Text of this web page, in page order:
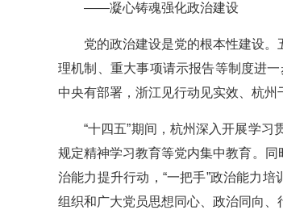
——凝心铸魂强化政治建设
党的政治建设是党的根本性建设
理机制、重大事项请示报告等制度进
中央有部署，浙江见行动见实效、杭州
“十四五”期间，杭州深入开展学
规定精神学习教育等党内集中教育。同
治能力提升行动，“一把手”政治能力
组织和广大党员思想同心、政治同向